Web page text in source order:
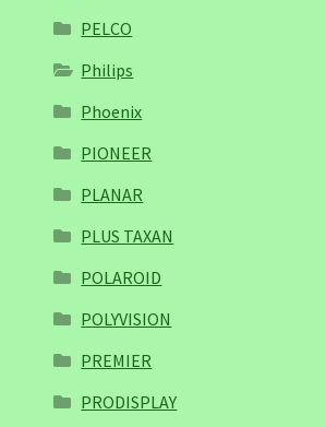
PELCO
Philips
Phoenix
PIONEER
PLANAR
PLUS TAXAN
POLAROID
POLYVISION
PREMIER
PRODISPLAY